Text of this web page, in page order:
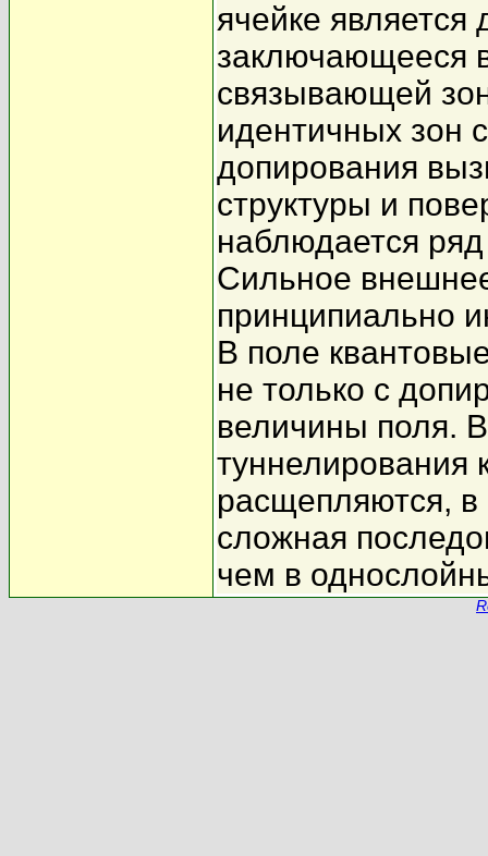
ячейке
заключающееся
связывающей
идентичных зон
допирования
структуры и
наблюдается
Сильное
принципиально
В поле
не только с
величины поля.
туннелирования
расщепляются, в
сложная
чем в